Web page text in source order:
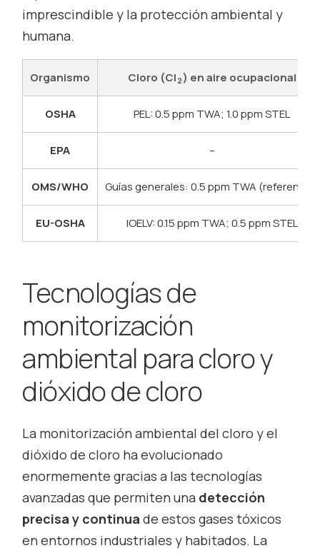
imprescindible y la protección ambiental y
humana.
Organismo Cloro (Cl 2) en aire ocupacional
OSHA PEL: 0.5 ppm TWA; 1.0 ppm STEL
EPA –
OMS/WHO Guías generales: 0.5 ppm TWA (referencia)
EU-OSHA IOELV: 0.15 ppm TWA; 0.5 ppm STEL
Tecnologías de
monitorización
ambiental para cloro y
dióxido de cloro
La monitorización ambiental del cloro y el
dióxido de cloro ha evolucionado
enormemente gracias a las tecnologías
avanzadas que permiten una detección
precisa y continua de estos gases tóxicos
en entornos industriales y habitados. La